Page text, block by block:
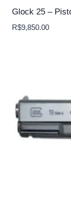
Glock 25 –
R$9,850.00